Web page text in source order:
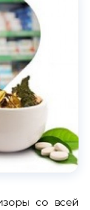
со всей